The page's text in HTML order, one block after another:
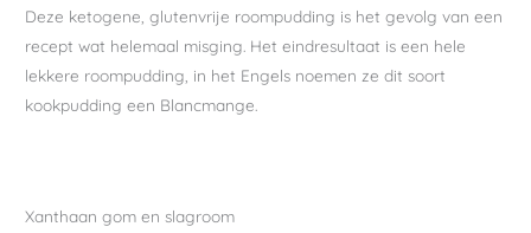
Deze ketogene, glutenvrije roompudding is het gevolg van een
recept wat helemaal misging. Het eindresultaat is een hele
lekkere roompudding, in het Engels noemen ze dit soort
kookpudding een Blancmange.
Xanthaan gom en slagroom